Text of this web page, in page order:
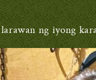
ng iyong